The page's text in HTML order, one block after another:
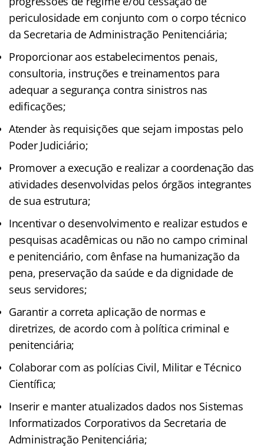
periculosidade em conjunto com o corpo técnico
da Secretaria de Administração Penitenciária;
Proporcionar aos estabelecimentos penais,
consultoria, instruções e treinamentos para
adequar a segurança contra sinistros nas
edificações;
Atender às requisições que sejam impostas pelo
Poder Judiciário;
Promover a execução e realizar a coordenação das
atividades desenvolvidas pelos órgãos integrantes
de sua estrutura;
Incentivar o desenvolvimento e realizar estudos e
pesquisas acadêmicas ou não no campo criminal
e penitenciário, com ênfase na humanização da
pena, preservação da saúde e da dignidade de
seus servidores;
Garantir a correta aplicação de normas e
diretrizes, de acordo com à política criminal e
penitenciária;
Colaborar com as polícias Civil, Militar e Técnico
Científica;
Inserir e manter atualizados dados nos Sistemas
Informatizados Corporativos da Secretaria de
Administração Penitenciária;